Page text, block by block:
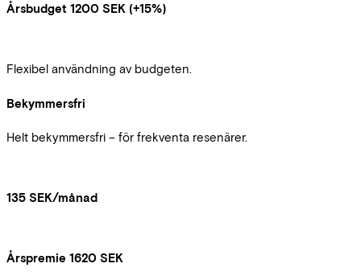
Årsbudget 1200 SEK (+15%)
Flexibel användning av budgeten.
Bekymmersfri
Helt bekymmersfri – för frekventa resenärer.
135 SEK/månad
Årspremie 1620 SEK